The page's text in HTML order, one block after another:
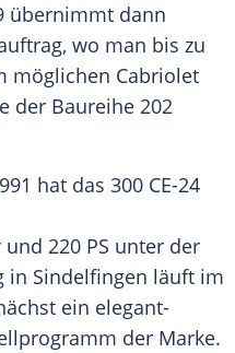
übernimmt dann
wo man bis zu
möglichen Cabriolet
der Baureihe 202
hat das 300 CE-24
220 PS unter der
in Sindelfingen läuft im
ein elegant-
der Marke.